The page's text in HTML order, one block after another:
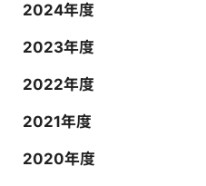
2024年度
2023年度
2022年度
2021年度
2020年度